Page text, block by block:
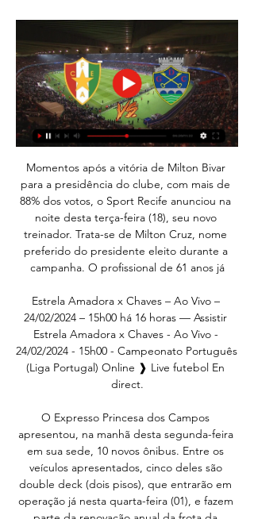
Momentos após a vitória de Milton Bivar para a presidência do clube, com mais de 88% dos votos, o Sport Recife anunciou na noite desta terça-feira (18), seu novo treinador. Trata-se de Milton Cruz, nome preferido do presidente eleito durante a campanha. O profissional de 61 anos já

Estrela Amadora x Chaves – Ao Vivo – 24/02/2024 – 15h00 há 16 horas — Assistir Estrela Amadora x Chaves - Ao Vivo - 24/02/2024 - 15h00 - Campeonato Português (Liga Portugal) Online ❱ Live futebol En direct.

O Expresso Princesa dos Campos apresentou, na manhã desta segunda-feira em sua sede, 10 novos ônibus. Entre os veículos apresentados, cinco deles são double deck (dois pisos), que entrarão em operação já nesta quarta-feira (01), e fazem parte da renovação anual da frota da empresa.

Nesta quarta-feira (13), às 20h (horário de Brasília), o Linense recebe a Portuguesa no Estádio Municipal Gilberto Siqueira Lopes, o Gilbertão. A partida é válida pela 7ª rodada do Campeonato Paulista da Série A2. O Elefante vem de grande virada contra o Taubaté, e …

Sábado tem avaliação técnica do Grêmio em Ibirama Atividade será realizada no campo do Guarani, no bairro Dalbérgia 30/10/2014 A Agência Futebol organizará avaliação técnica do Grêmio FBPA (Grêmio de Porto Alegre) neste sábado (1º/11), a partir das 8h30 na …

As campanhas de Ponte Preta e São Bernardo no Campeonato Paulista deixavam a entender que, no confronto direto, a Macaca passaria facilmente. Um engano do tamanho do Moisés Lucarelli. Apesar da irregularidade, o Bernô trouxe dificuldades ao …

JOGO Estrela Da Amadora x Arouca – 28-12-2023 Ao vivo 28/12/2023 — Assistir Estrela da Amadora x Arouca ao vivo pelo Primeira Liga hoje dia 28-12-2023, assista agora Estrela da Amadora e Arouca sem travar em HD ...

Faça parte da nossa Lista de Transmissão do Telegram, receba dicas e participe de promoções exclusivas e eventos da Clínica. Telegram - Clique Aqui. NOSSA LOCALIZAÇÃO. Rua Dr. Ramos de Azevedo, 159 Sala 2004 - Centro Guarulhos - SP. 2087-3962. 11 98790-2620. HORÁRIO DE ATENDIMENTO. Nosso horário de atendimento é de segunda à sexta.

João Carlos Marinho João Carlos Marinho nasceu no Rio de Janeiro em 25 de setembro de 1935, mudando-se logo para Santos, onde cursou o primário no Ateneu Progresso Brasileiro. Fez o ginasial em São Paulo no Colégio Mackenzie, mudando-se depois para Lausanne, na Suíça, onde cursou o colegial e obteve o diploma da Maturité Fédérale Suiça.

Credenciamento Corinthians x Sport Recife (16/09) – Arena Corinthians. 12 de setembro de 2018 Notícias. Caro jornalista, Está aberto o credenciamento dos profissionais de imprensa para a partida entre Corinthians x Sport, no próximo dia 16/09 (domingo), 19h, na Arena Corinthians.. O acesso ao sistema de credenciamento é pelo site.

Assistir Estrela Amadora x GD Chaves Ao Vivo - 24/02/2024 há 9 horas — Agora que você sabe tudo sobre a transmissão ao vivo para Estrela Amadora x GD Chaves, escolha a opção que melhor lhe atende. Caso não encontre ...

1 evento ao vivo. Brasileiro Série B - Estádio Independência - 17/08/2019.. América Mineiro 1, Cuiabá 0. Júnior Viçosa (América Mineiro) finalização com o pé direito do lado esquerdo da pequena área para o centro do gol. Assistência de Leandro Silva com um cruzamento.

A Federação Paulista de Futebol (FPF) não divulgou de forma oficial os clubes, bem como os grupos do Campeonato Paulista da Segunda Divisão – categoria sub-23. A competição vai começar no dia 8 de abril e reunirá 38 agremiações. No Conselho Arbitral realizado na tarde da última terça-feira, os dirigentes do União e do Atlético […]

Ponte Preta tem três reforços para duelo contra o Vitória - Varela Notícias - Conectado aos Baianos Portal de Notícias de Salvador Bahia Brasil que oferece informação precisa e de qualidade sobre os assuntos mais relevantes do Estado. Tudo sobre política, polícia, esportes, social, entretenimento e variedade você encontra aqui.

Cada vez mais, a média de público torna-se preponderante na análise sobre o tamanho do clube. De curiosidade no passado a acompanhamento rodada a rodada hoje em dia. Afinal, o número está atrelado à audiência, o fator de maior influência na receita do futebol brasileiro.

assistir Estrela Amadora e Chaves ao vivo há 7 horas — Estrela Amadora vs. Chaves. bet365. Transmissão ao vivo. Cadastre-se aqui; Assista agora ao vivo sem anúncios! Transmissão ao vivo legal ...

GD Chaves Próximo JogoEstrela da Amadora vs GD Chaves/Fevereiro 24, 2024/Estádio José Gomes O Grupo Desportivo de Chaves e a respetiva SAD lamentam profundamente o ...

Paróquia: Orago: Arciprestado, Ouvidoria e Vigararia: Diocese: Página: Abação São Cristóvão: Guimarães e Vizela: Braga: 189: Abação São Tomé: Guimarães e.

Hotel situado na zona rural de Olhão a 12 Km de Faro. O local ideal para disfrutar da tranquilidade da natureza sem perder a proximidade com a praia.

Em busca de uma nova vitória em casa, a Ponte preta enfrenta o São Bernardo na noite deste domingo, a partir das 18h30 no Majestoso. O técnico Guto Ferreira espera uma partida disputada, mas acredita em vitória e clama a torcida para apoiar o time nas arquibancadas.

Flamengo e Santos duelam pela "final antecipada" do Brasileirão, e uma vitória deixa ambas as equipes na liderança do campeonato. Pelo lado do Flamengo, o momento não poderia ser melhor. Líder e com 5 vitórias consecutivas, a equipe comandada pelo técnico Jorge Jesus vive o seu melhor momento na temporada, e pode coroar isso caso vença a equipe do Santos neste fim de semana.

O Olhanense, da II Liga de futebol, empatou hoje (1-1) com o Louletano, do Campeonato de Portugal, em jogo particular disputado no Estádio Algarve, à porta fechada. Segundo divulgou o clube da II Liga, Doudou Mangni foi o autor do golo do Olhanense, respondendo ao tento inicial de Youssouf Sow

Resultado Benfica Chaves em directo: descubra as estatísticas de Benfica Chaves, jogo do 25 February 2019 e siga o resultado ao vivo!. SOSapuestas é uma fonte inesgotável de informação para as suas apostas e um local de encontro para viver todos os jogos em directo e encontrar as melhores quotas!

Em 25/08/2017 às 12h56. Mesmo fora, Pessanha exige que America se imponha diante do Barra da Tijuca Equipe rubra precisa da vitória para seguir com chances de acesso na Série B1

Novotel Rio de Janeiro Barra da Tijuca: Ótimo custo x Benefício - Veja 795 dicas e avaliações dos hóspedes, 628 fotos e encontre promoções para Novotel Rio de Janeiro Barra da Tijuca, no TripAdvisor.

Vai começar o returno do Grupo 4 para o Falcão e o Moleque Travesso, que no turno ficaram fora do G4. No Gigante da Vila Industrial, neste domingo (2/9), às 10 horas, com a folga do Ituano, a vitória é fundamental para as pretensões de classificação

Conectado na mesma emoção, orgulhosamente saudamos todos os atletas que passaram pelas fileiras do São José Futebol Clube fundado em primeiro de março de 1954, um grupo de esportistas abnegados, deixaram um legado forte no esporte amador na então chamada Vila São José, exatamente 568 atletas desfilaram com muito amor pelos mais variados.

O técnico Zé Ricardo pode ter um importante reforço para escalar o Flamengo diante do Santos, quarta-feira, em casa, pela ida das quartas de final da Copa do Brasil. O zagueiro Rév

Uma das provas mais tradicionais do calendário nacional, o Triathlon Internacional de Santos entra em uma nova fase em 2020. A partir do ano que vem, a prova, que já está com as inscrições abertas, faz parte do portfólio da Norte Marketing Esportivo, maior empresa de marketing esportivo da

PONTE E GUARANI VENCEM. A Ponte Preta também conquistou três pontos ao vencer o Amparo por 3 a 0 no Grupo 5, que ainda contou com goleadas de 6 a 0 do Red Bull Brasil sobre o Jaguariúna e de 7 a 1 do Bragantino diante da Itapirense.

Jacarés estão sendo mortos pela ação de pescadores e caçadores ilegais.. Virada Sustentável Rio 2019 leva muita cultura,. Região do Santo Cristo, no Porto Maravilha, vive boom de novos negócios. Unimed-Rio traz 400 funcionários para o edifício Novocais >> LEIA MAIS.

O Bragantino entra em campo nesta segunda-feira pela segunda rodada do Campeonato Paulista. O time de Bragança Paulista estreou com vitória por 2 a 0 sobre o Botafogo de Ribeirão Preto…

O delay em transmissão ao vivo de uma rádio é um problema que pode ser desconfortável e pouco atrativo para os ouvintes, principalmente em um mundo imediatista e apressado como o nosso. Nesse sentido, saiba que nem tudo está perdido. Esse incômodo pode ser facilmente eliminado.

jogos CF Estrela da Amadora ao vivo, tabela, resultados O Live Centre em Flashscore.com.br (disponível para as maiores ligas de futebol) fornece estatísticas detalhadas (posse de bola, chutes a gol/fora, faltas, ...

Estrela Amadora x Chaves ao vivo assistir Chaves x Estrela d há 7 horas — everybody. [HD AO VIVO] assistir CF Estrela Amadora SAD e GD Chaves ao há 3 horas — [HD AO VIVO] assistir CF Estrela Amadora SAD e GD Chaves ao ...

JOGO Estrela Da Amadora x Boavista – 10-12-2023 Ao vivo e 10/12/2023 — CF Estrela Amadora SAD 3 - 2 SL Benfica B. 23-07-2023 Portimonense 3 Junte-se a nós no Canais Play e desfrute de uma experiência única de ...

Bioartista vem ao Brasil e conta como transforma ciência em obra de arte Joe Davis é metade cientista,. na fotossíntese, rumo ao espaço profundo em uma mensagem de rádio, transmitida do radiotelescópio de Arecibo, em Porto Rico.. tudo está intrinsecamente conectado a todo o resto.

Estrela Amadora x Chaves ao vivo assistir tv Assistir Arouca há 9 horas — CF Estrela Amadora SAD e GD Chaves ao vivo Veja onde há 2 horas — Estrela Amadora x Chaves » Placar ao vivo, Palpites, O GD Chaves não ...

Entre em nosso site e escolha uma ou mais opções de. AQUI no Instituto Embelleze Jabaquara, a gente te mostra que é possivel e FAZ acontecer pra você!! VEM! ESTAMOS TE. dos Departamentos de Gastroenterologia das Faculdades de Medicina da Universidade de São Paulo e da Universitat de Barcelona . Polo Unyleya Alagoinh